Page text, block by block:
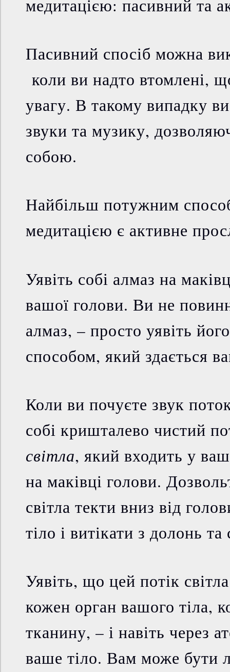
медитацією: пасивний та
Пасивний спосіб можна
коли ви надто втомлені,
увагу. В такому випадку
звуки та музику,
собою.
Найбільш потужним
медитацією є активне
Уявіть собі алмаз на
вашої голови. Ви не
алмаз, – просто уявіть
способом, який здається
Коли ви почуєте звук
собі кришталево чистий
світла, який входить у
на маківці голови.
світла текти вниз від
тіло і витікати з долонь
Уявіть, що цей потік
кожен орган вашого тіла,
тканину, – і навіть через
ваше тіло. Вам може бути